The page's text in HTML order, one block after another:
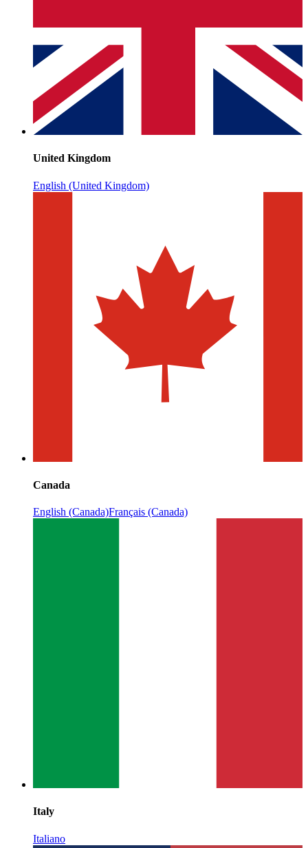
United Kingdom
English (United Kingdom)
Canada
English (Canada)Français (Canada)
Italy
Italiano